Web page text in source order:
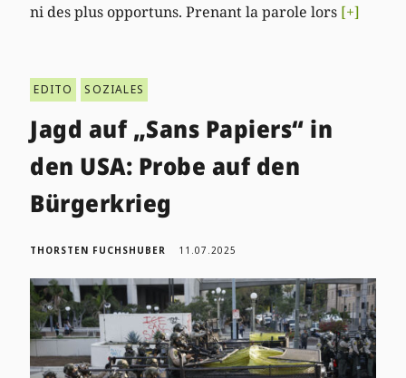
ni des plus opportuns. Prenant la parole lors [+]
EDITO SOZIALES
Jagd auf „Sans Papiers“ in
den USA: Probe auf den
Bürgerkrieg
THORSTEN FUCHSHUBER 11.07.2025